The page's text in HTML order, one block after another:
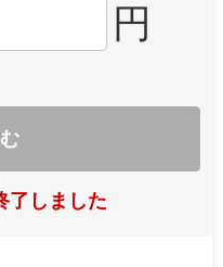
円
了しました